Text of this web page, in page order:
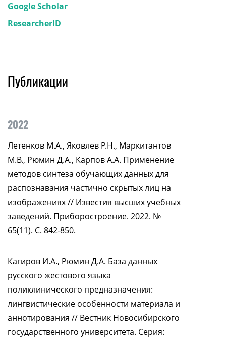
Google Scholar
ResearcherID
Публикации
2022
Летенков М.А., Яковлев Р.Н., Маркитантов
М.В., Рюмин Д.А., Карпов А.А. Применение
методов синтеза обучающих данных для
распознавания частично скрытых лиц на
изображениях // Известия высших учебных
заведений. Приборостроение. 2022. №
65(11). С. 842-850.
Кагиров И.А., Рюмин Д.А. База данных
русского жестового языка
поликлинического предназначения:
лингвистические особенности материала и
аннотирования // Вестник Новосибирского
государственного университета. Серия: